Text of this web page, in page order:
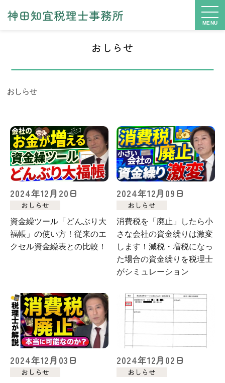
MENU
おしらせ
おしらせ
2024年12月20日
おしらせ
資金繰ツール「どんぶり大
福帳」の使い方！従来のエ
クセル資金繰表との比較！
2024年12月09日
おしらせ
消費税を「廃止」したら小
さな会社の資金繰りは激変
します！減税・増税になっ
た場合の資金繰りを税理士
がシミュレーション
2024年12月03日
おしらせ
2024年12月02日
おしらせ